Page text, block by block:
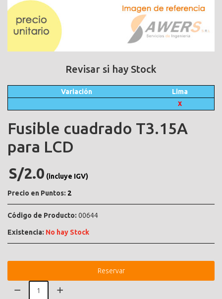
Revisar si hay Stock
Variación Lima
X
Fusible cuadrado T3.15A
para LCD
S/2.0 (incluye IGV)
Precio en Puntos: 2
Código de Producto: 00644
Existencia: No hay Stock
Reservar